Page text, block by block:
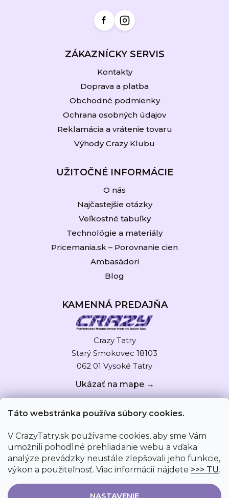
Táto webstránka používa súbory cookies.
V CrazyTatry.sk používame cookies, aby sme Vám
umožnili pohodlné prehliadanie webu a vďaka
analýze prevádzky neustále zlepšovali jeho funkcie,
výkon a použiteľnosť. Viac informácií nájdete >>> TU.
NASTAVENIE
ZÁKAZNÍCKY SERVIS
Kontakty
Doprava a platba
Obchodné podmienky
Ochrana osobných údajov
Reklamácia a vrátenie tovaru
Výhody Crazy Klubu
UŽITOČNÉ INFORMÁCIE
O nás
Najčastejšie otázky
Veľkostné tabuľky
Technológie a materiály
Pricemania.sk – Porovnanie cien
Ambasádori
Blog
KAMENNÁ PREDAJŇA
Crazy Tatry
Starý Smokovec 18103
062 01 Vysoké Tatry
Ukázať na mape →